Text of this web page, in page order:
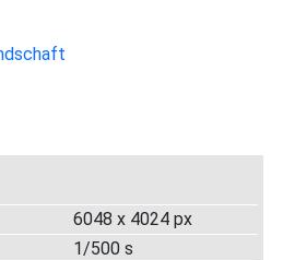
6048 x 4024 px
1/500 s